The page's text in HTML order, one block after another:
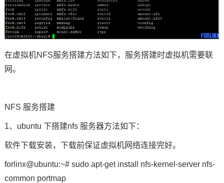
在虚拟机NFS服务搭建方法如下，服务搭建时虚拟机需要联
网。
NFS 服务搭建
1、ubuntu 下搭建nfs 服务器方法如下：
软件下载安装，下载前保证虚拟机网络连接完好。
forlinx@ubuntu:~# sudo apt-get install nfs-kernel-server nfs-
common portmap